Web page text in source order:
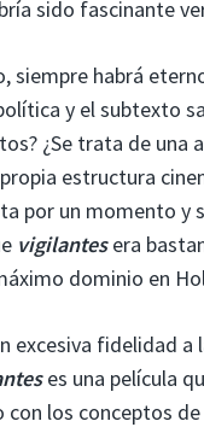
sido fascinante
siempre habrá
y el subtexto
¿Se trata de una
estructura
por un momento y
vigilantesera
dominio en
excesiva fidelidad a
es una película
los conceptos